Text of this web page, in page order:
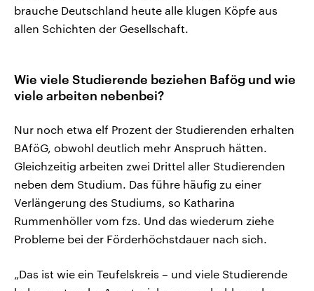
brauche Deutschland heute alle klugen Köpfe aus
allen Schichten der Gesellschaft.
Wie viele Studierende beziehen Bafög und wie
viele arbeiten nebenbei?
Nur noch etwa elf Prozent der Studierenden erhalten
BAföG, obwohl deutlich mehr Anspruch hätten.
Gleichzeitig arbeiten zwei Drittel aller Studierenden
neben dem Studium. Das führe häufig zu einer
Verlängerung des Studiums, so Katharina
Rummenhöller vom fzs. Und das wiederum ziehe
Probleme bei der Förderhöchstdauer nach sich.
„Das ist wie ein Teufelskreis – und viele Studierende